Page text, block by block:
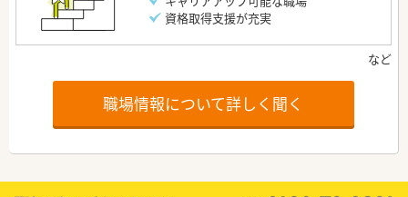
資格取得支援が充実
職場情報について詳しく聞く